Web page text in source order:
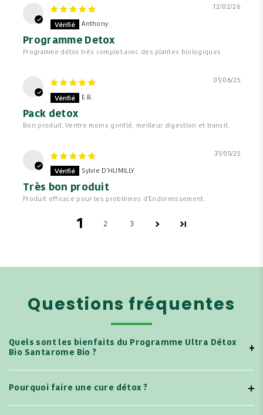
12/02/26
Anthony
Programme Detox
Programme détox très complet avec des plantes biologiques
01/06/25
E.B.
Pack detox
Bon produit. Ventre moins gonflé, meilleur digestion et transit.
31/05/25
Sylvie D'HUMILLY
Très bon produit
Produit efficace pour les problèmes d'Endormissement.
1 2 3
Questions fréquentes
Quels sont les bienfaits du Programme Ultra Détox
Bio Santarome Bio ?
Pourquoi faire une cure détox ?